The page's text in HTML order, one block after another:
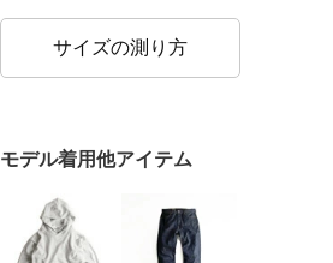
サイズの測り方
モデル着用他アイテム